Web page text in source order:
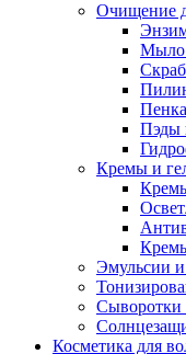
Очищение
Мыло
Пэды
Кремы и
Эмульсии
Сыворотки
Косметика для